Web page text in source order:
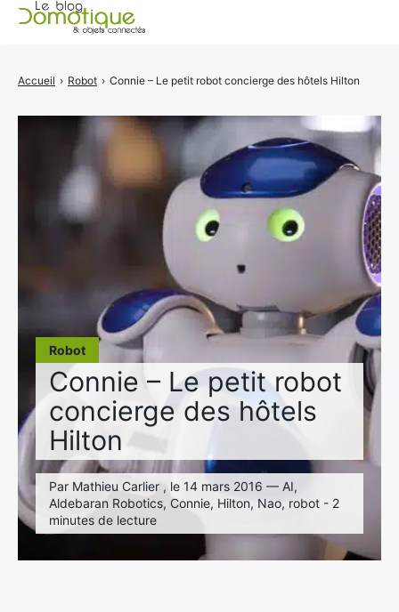
Robot
Connie – Le petit robot
concierge des hôtels
Hilton
Par Mathieu Carlier , le 14 mars 2016 — AI,
Aldebaran Robotics, Connie, Hilton, Nao, robot - 2
minutes de lecture
Accueil › Robot › Connie – Le petit robot concierge des hôtels Hilton
CONTACT